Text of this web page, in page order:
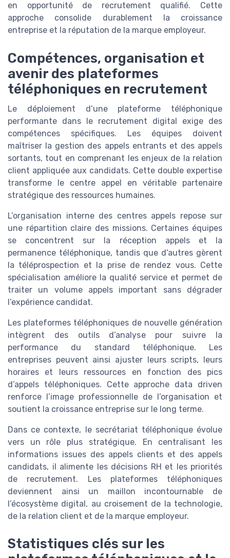
en opportunité de recrutement qualifié. Cette
approche consolide durablement la croissance
entreprise et la réputation de la marque employeur.
Compétences, organisation et
avenir des plateformes
téléphoniques en recrutement
Le déploiement d’une plateforme téléphonique
performante dans le recrutement digital exige des
compétences spécifiques. Les équipes doivent
maîtriser la gestion des appels entrants et des appels
sortants, tout en comprenant les enjeux de la relation
client appliquée aux candidats. Cette double expertise
transforme le centre appel en véritable partenaire
stratégique des ressources humaines.
L’organisation interne des centres appels repose sur
une répartition claire des missions. Certaines équipes
se concentrent sur la réception appels et la
permanence téléphonique, tandis que d’autres gèrent
la téléprospection et la prise de rendez vous. Cette
spécialisation améliore la qualité service et permet de
traiter un volume appels important sans dégrader
l’expérience candidat.
Les plateformes téléphoniques de nouvelle génération
intègrent des outils d’analyse pour suivre la
performance du standard téléphonique. Les
entreprises peuvent ainsi ajuster leurs scripts, leurs
horaires et leurs ressources en fonction des pics
d’appels téléphoniques. Cette approche data driven
renforce l’image professionnelle de l’organisation et
soutient la croissance entreprise sur le long terme.
Dans ce contexte, le secrétariat téléphonique évolue
vers un rôle plus stratégique. En centralisant les
informations issues des appels clients et des appels
candidats, il alimente les décisions RH et les priorités
de recrutement. Les plateformes téléphoniques
deviennent ainsi un maillon incontournable de
l’écosystème digital, au croisement de la technologie,
de la relation client et de la marque employeur.
Statistiques clés sur les